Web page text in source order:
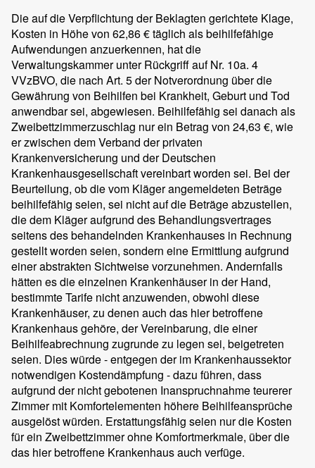
Die auf die Verpflichtung der Beklagten gerichtete Klage,
Kosten in Höhe von 62,86 € täglich als beihilfefähige
Aufwendungen anzuerkennen, hat die
Verwaltungskammer unter Rückgriff auf Nr. 10a. 4
VVzBVO, die nach Art. 5 der Notverordnung über die
Gewährung von Beihilfen bei Krankheit, Geburt und Tod
anwendbar sei, abgewiesen. Beihilfefähig sei danach als
Zweibettzimmerzuschlag nur ein Betrag von 24,63 €, wie
er zwischen dem Verband der privaten
Krankenversicherung und der Deutschen
Krankenhausgesellschaft vereinbart worden sei. Bei der
Beurteilung, ob die vom Kläger angemeldeten Beträge
beihilfefähig seien, sei nicht auf die Beträge abzustellen,
die dem Kläger aufgrund des Behandlungsvertrages
seitens des behandelnden Krankenhauses in Rechnung
gestellt worden seien, sondern eine Ermittlung aufgrund
einer abstrakten Sichtweise vorzunehmen. Andernfalls
hätten es die einzelnen Krankenhäuser in der Hand,
bestimmte Tarife nicht anzuwenden, obwohl diese
Krankenhäuser, zu denen auch das hier betroffene
Krankenhaus gehöre, der Vereinbarung, die einer
Beihilfeabrechnung zugrunde zu legen sei, beigetreten
seien. Dies würde - entgegen der im Krankenhaussektor
notwendigen Kostendämpfung - dazu führen, dass
aufgrund der nicht gebotenen Inanspruchnahme teurerer
Zimmer mit Komfortelementen höhere Beihilfeansprüche
ausgelöst würden. Erstattungsfähig seien nur die Kosten
für ein Zweibettzimmer ohne Komfortmerkmale, über die
das hier betroffene Krankenhaus auch verfüge.